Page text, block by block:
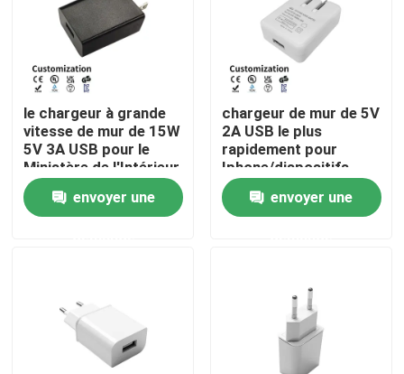
À propos de nous
Visite d'usine
Contrôle de qualité
Contactez-nous
Adaptateurs de puissance de bâti de mur
Adaptateur de bureau de puissance
le chargeur à grande
vitesse de mur de 15W
5V 3A USB pour le
Ministère de l'Intérieur
emploient le chargeur
de prise murale
envoyer une
chargeur de mur de 5V
2A USB le plus
rapidement pour
Iphone/dispositifs
d'Android
envoyer une